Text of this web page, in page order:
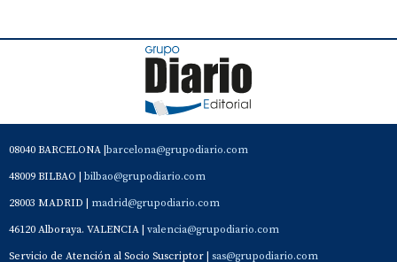
08040 BARCELONA |barcelona@grupodiario.com
48009 BILBAO | bilbao@grupodiario.com
28003 MADRID | madrid@grupodiario.com
46120 Alboraya. VALENCIA | valencia@grupodiario.com
Servicio de Atención al Socio Suscriptor | sas@grupodiario.com